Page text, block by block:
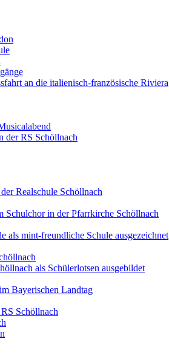
an die italienisch-französische Riviera
der RS Schöllnach
Realschule Schöllnach
Schulchor in der Pfarrkirche Schöllnach
als mint-freundliche Schule ausgezeichnet
als Schülerlotsen ausgebildet
Bayerischen Landtag
Schöllnach